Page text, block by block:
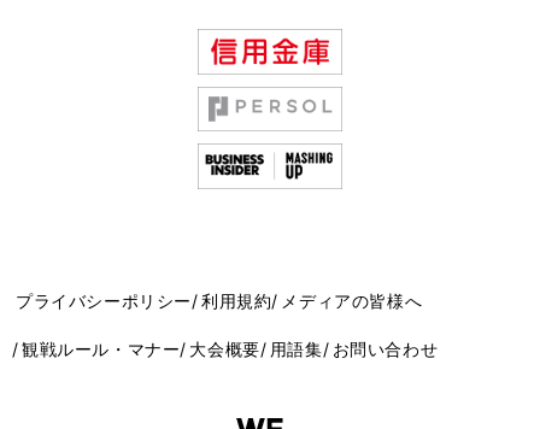
プライバシーポリシー 利用規約 メディアの皆様へ
観戦ルール・マナー 大会概要 用語集 お問い合わせ